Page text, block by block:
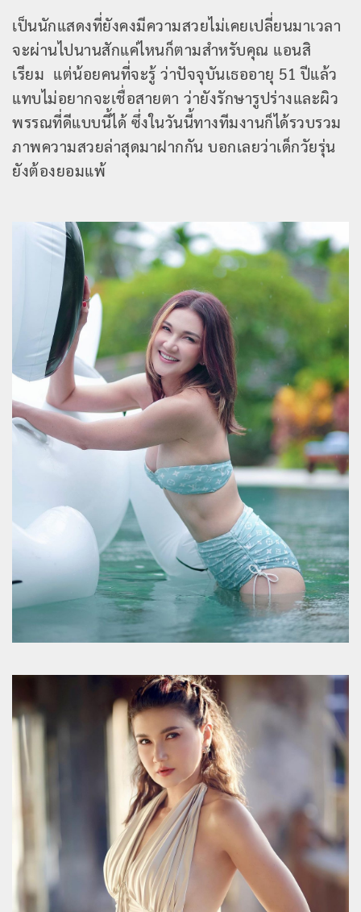
เป็นนักแสดงที่ยังคงมีความสวยไม่เคยเปลี่ยนมาเวลา
จะผ่านไปนานสักแค่ไหนก็ตามสำหรับคุณ แอนสิ
เรียม แต่น้อยคนที่จะรู้ ว่าปัจจุบันเธออายุ 51 ปีแล้ว
แทบไม่อยากจะเชื่อสายตา ว่ายังรักษารูปร่างและผิว
พรรณที่ดีแบบนี้ได้ ซึ่งในวันนี้ทางทีมงานก็ได้รวบรวม
ภาพความสวยล่าสุดมาฝากกัน บอกเลยว่าเด็กวัยรุ่น
ยังต้องยอมแพ้